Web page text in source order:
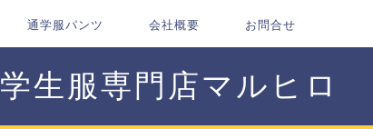
通学服パンツ 会社概要 お問合せ
学生服専門店マルヒロ